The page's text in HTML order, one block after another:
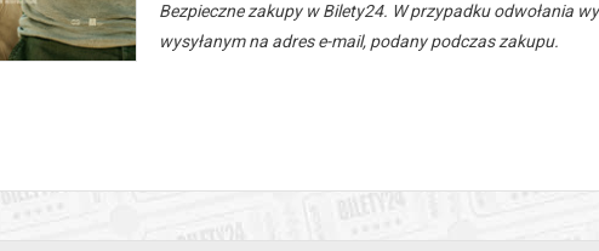
Bezpieczne zakupy w Bilety24. W przypadku odwołania
wysyłanym na adres e-mail, podany podczas zakupu.